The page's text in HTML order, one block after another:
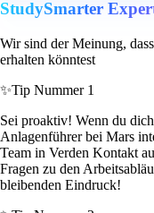
StudySmarter
Wir sind der Meinung,
erhalten könntest
✨Tip Nummer 1
Sei proaktiv! Wenn du
Anlagenführer bei Mars
Team in Verden Kontakt
Fragen zu den
bleibenden Eindruck!